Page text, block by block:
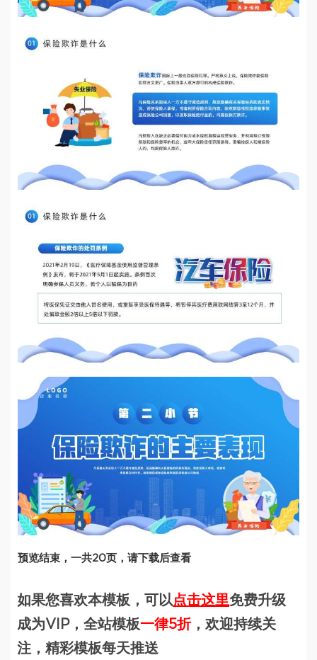
预览结束，一共20页，请下载后查看
如果您喜欢本模板，可以点击这里免费升级
成为VIP，全站模板一律5折，欢迎持续关
注，精彩模板每天推送